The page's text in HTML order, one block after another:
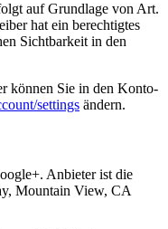
auf Grundlage von Art.
hat ein berechtigtes
Sichtbarkeit in den
können Sie in den Konto-
settings ändern.
Anbieter ist die
Mountain View, CA